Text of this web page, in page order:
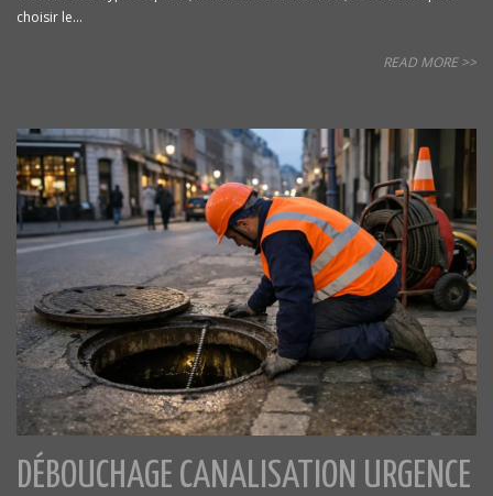
choisir le...
READ MORE >>
DÉBOUCHAGE CANALISATION URGENCE